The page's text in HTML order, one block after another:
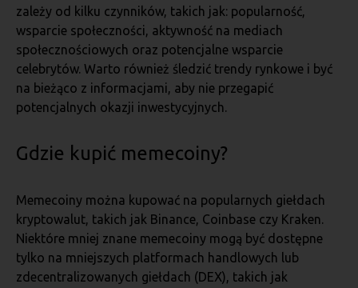
zależy od kilku czynników, takich jak: popularność,
wsparcie społeczności, aktywność na mediach
społecznościowych oraz potencjalne wsparcie
celebrytów. Warto również śledzić trendy rynkowe i być
na bieżąco z informacjami, aby nie przegapić
potencjalnych okazji inwestycyjnych.
Gdzie kupić memecoiny?
Memecoiny można kupować na popularnych giełdach
kryptowalut, takich jak Binance, Coinbase czy Kraken.
Niektóre mniej znane memecoiny mogą być dostępne
tylko na mniejszych platformach handlowych lub
zdecentralizowanych giełdach (DEX), takich jak